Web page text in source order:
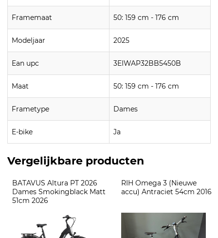
Framemaat 50: 159 cm - 176 cm
Modeljaar 2025
Ean upc 3EIWAP32BB5450B
Maat 50: 159 cm - 176 cm
Frametype Dames
E-bike Ja
Vergelijkbare producten
BATAVUS Altura PT 2026
Dames Smokingblack Matt
51cm 2026
RIH Omega 3 (Nieuwe
accu) Antraciet 54cm 2016